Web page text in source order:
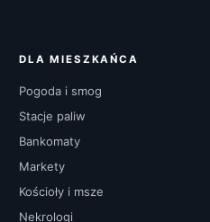
DLA MIESZKAŃCA
Pogoda i smog
Stacje paliw
Bankomaty
Markety
Kościoły i msze
Nekrologi